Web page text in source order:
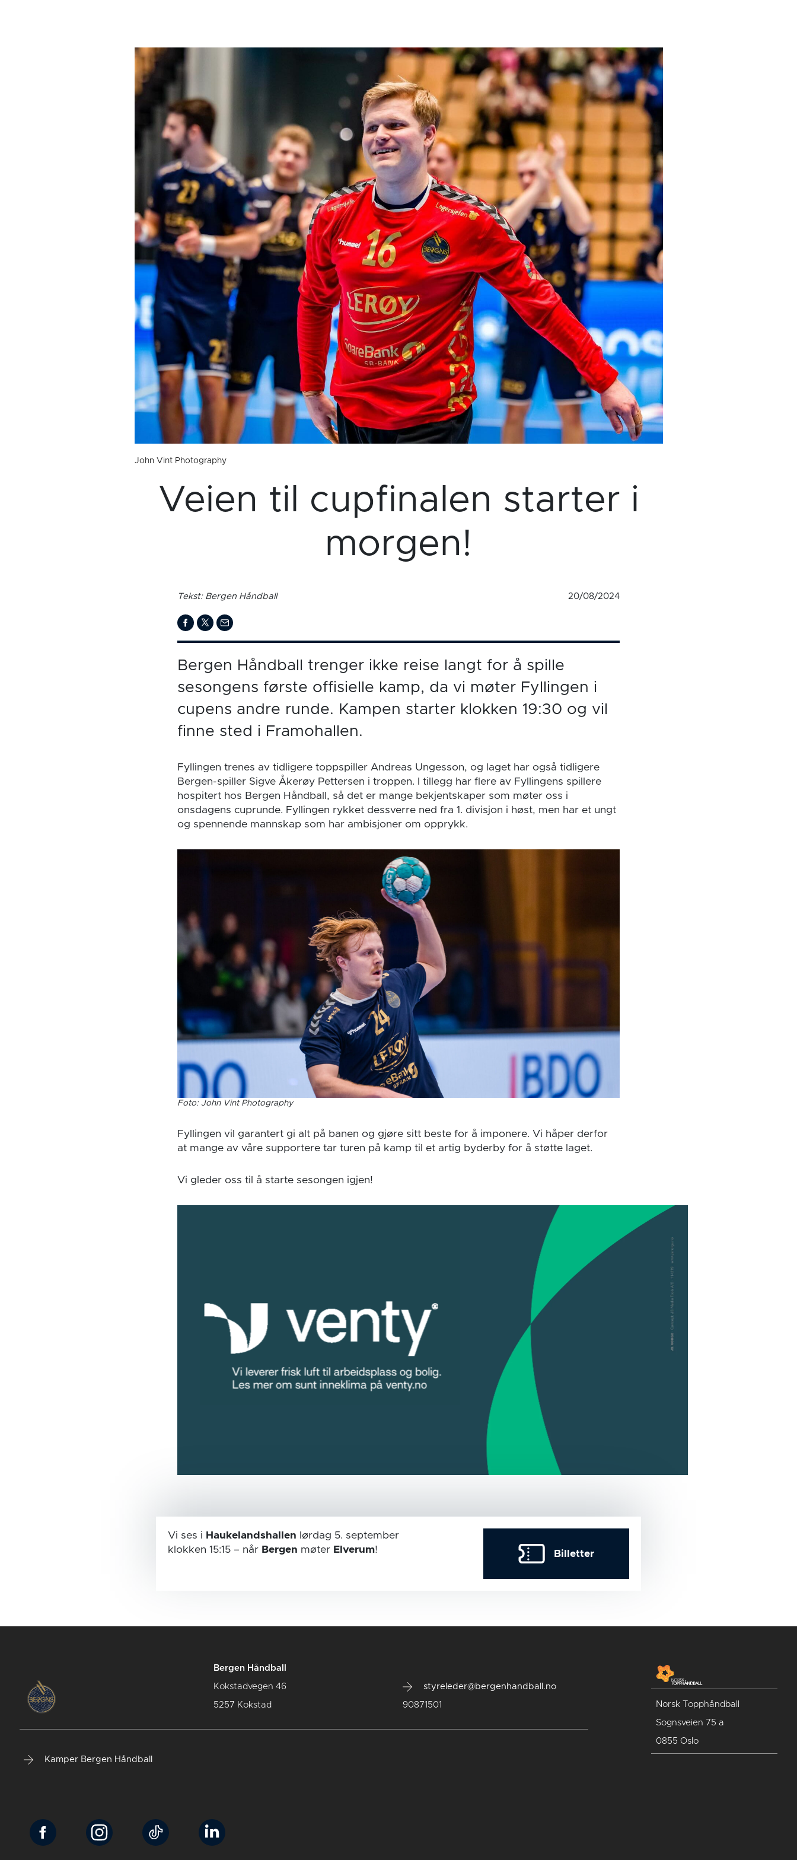
John Vint Photography
Veien til cupfinalen starter i
morgen!
Tekst: Bergen Håndball 20/08/2024
Bergen Håndball trenger ikke reise langt for å spille
sesongens første offisielle kamp, da vi møter Fyllingen i
cupens andre runde. Kampen starter klokken 19:30 og vil
finne sted i Framohallen.
Fyllingen trenes av tidligere toppspiller Andreas Ungesson, og laget har også tidligere
Bergen-spiller Sigve Åkerøy Pettersen i troppen. I tillegg har flere av Fyllingens spillere
hospitert hos Bergen Håndball, så det er mange bekjentskaper som møter oss i
onsdagens cuprunde. Fyllingen rykket dessverre ned fra 1. divisjon i høst, men har et ungt
og spennende mannskap som har ambisjoner om opprykk.
Foto: John Vint Photography
Fyllingen vil garantert gi alt på banen og gjøre sitt beste for å imponere. Vi håper derfor
at mange av våre supportere tar turen på kamp til et artig byderby for å støtte laget.
Vi gleder oss til å starte sesongen igjen!
Vi ses i Haukelandshallen lørdag 5. september
klokken 15:15– når Bergen møter Elverum! Billetter
Bergen Håndball
Kokstadvegen 46
5257 Kokstad
styreleder@bergenhandball.no
90871501
Kamper Bergen Håndball
Norsk Topphåndball
Sognsveien 75 a
0855 Oslo